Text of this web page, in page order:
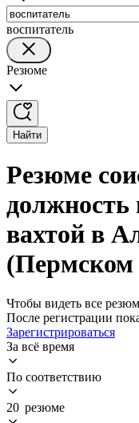
воспитатель
Резюме
Найти
Резюме
должность
вахтой в
(Пермском
Чтобы видеть все
После регистрации
Зарегистрироваться
За всё время
По соответствию
20 резюме